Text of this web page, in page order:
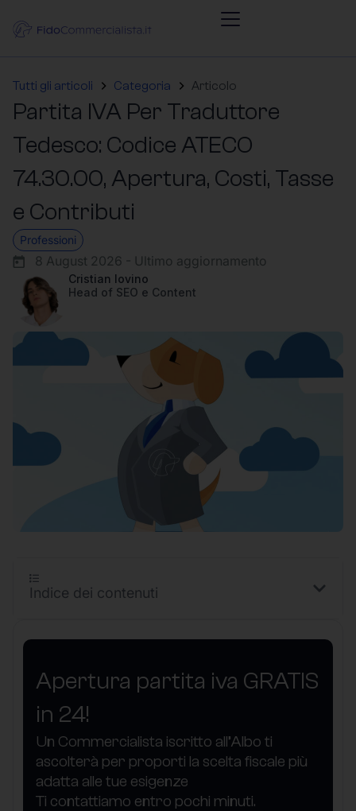
Tutti gli articoli Categoria Articolo
Partita IVA Per Traduttore
Tedesco: Codice ATECO
74.30.00, Apertura, Costi, Tasse
e Contributi
Professioni
8 August 2026 - Ultimo aggiornamento
Cristian Iovino
Head of SEO e Content
Apertura partita iva GRATIS
in 24!
Un Commercialista iscritto all’Albo ti
ascolterà per proporti la scelta fiscale più
adatta alle tue esigenze
Ti contattiamo entro pochi minuti.
Indice dei contenuti